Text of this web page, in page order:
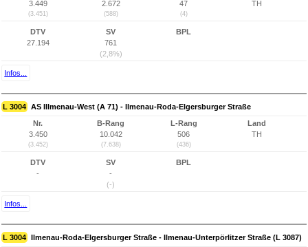
3.449
(3.451)
2.672
(588)
47
(4)
TH
DTV
27.194
SV
761
(2,8%)
BPL
Infos...
L 3004 AS Illmenau-West (A 71) - Ilmenau-Roda-Elgersburger Straße
Nr.
3.450
(3.452)
B-Rang
10.042
(7.638)
L-Rang
506
(436)
Land
TH
DTV
-
SV
-
(-)
BPL
Infos...
L 3004 Ilmenau-Roda-Elgersburger Straße - Ilmenau-Unterpörlitzer Straße (L 3087)